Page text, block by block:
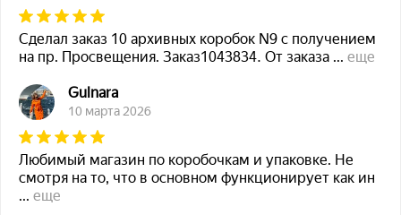
Сделал заказ 10 архивных коробок N9 с получением
на пр. Просвещения. Заказ1043834. От заказа ... еще
Gulnara
10 марта 2026
Любимый магазин по коробочкам и упаковке. Не
смотря на то, что в основном функционирует как ин
... еще